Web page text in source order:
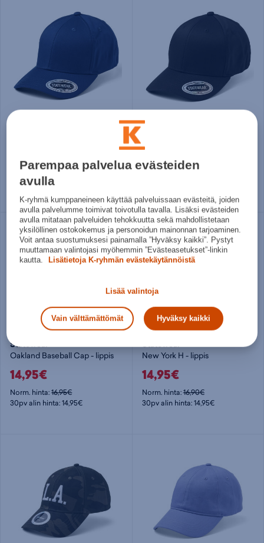
Statewear
19,90€
Statewear
Oakland Baseball Cap - lippis
14,95€
Norm. hinta:16,95€
30pv alin hinta: 14,95€
Statewear
New York H - lippis
14,95€
Norm. hinta:16,90€
30pv alin hinta: 14,95€
Parempaa palvelua evästeiden
avulla
K-ryhmä kumppaneineen käyttää palveluissaan evästeitä, joiden
avulla palvelumme toimivat toivotulla tavalla. Lisäksi evästeiden
avulla mitataan palveluiden tehokkuutta sekä mahdollistetaan
yksilöllinen ostokokemus ja personoidun mainonnan tarjoaminen.
Voit antaa suostumuksesi painamalla ”Hyväksy kaikki”. Pystyt
muuttamaan valintojasi myöhemmin ”Evästeasetukset”-linkin
kautta.
Lisätietoja K-ryhmän evästekäytännöistä
Lisää valintoja
Vain välttämättömät Hyväksy kaikki